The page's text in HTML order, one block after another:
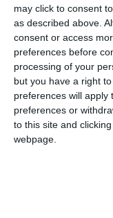
may click to consent
as described above.
consent or access
preferences before
processing of your
but you have a right
preferences will apply
preferences or
to this site and
webpage.
COMENTARII
Nume
Email